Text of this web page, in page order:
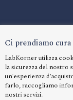
LINGUA
Ci prendiamo
LabKorner utilizza
la sicurezza del
un'esperienza
farlo, raccogliamo
nostri servizi.